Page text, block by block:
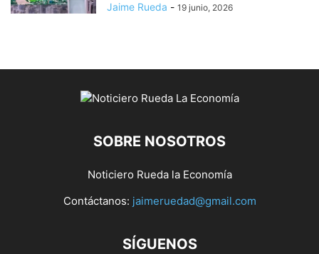
Jaime Rueda - 19 junio, 2026
SOBRE NOSOTROS
Noticiero Rueda la Economía
Contáctanos: jaimeruedad@gmail.com
SÍGUENOS